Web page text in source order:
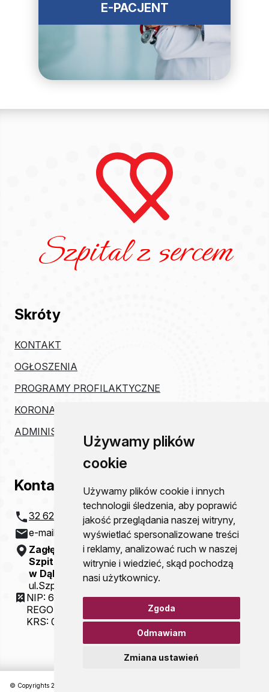
Używamy plików
cookie
Używamy plików cookie i innych
technologii śledzenia, aby poprawić
jakość przeglądania naszej witryny,
wyświetlać spersonalizowane treści
i reklamy, analizować ruch w naszej
witrynie i wiedzieć, skąd pochodzą
nasi użytkownicy.
Zgoda
Odmawiam
Zmiana ustawień
E-PACJENT
Szpital z sercem
Skróty
KONTAKT
OGŁOSZENIA
PROGRAMY PROFILAKTYCZNE
KORONAWIRUS
ADMINISTRACJA
Kontakt
32 621 20 00
e-mail:
szpital@zco-dg.pl
Zagłębiowskie Centrum Onkologii
Szpital Specjalistyczny im. Sz. Starkiewicza
w Dąbrowie Górniczej
ul.Szpitalna 13
NIP: 6292115781
REGON: 000310077
KRS: 0000054321
© Copyrights 2026 Zagłębiowskie Centrum Onkologii